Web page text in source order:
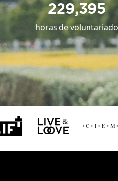
229,395
horas de voluntariado